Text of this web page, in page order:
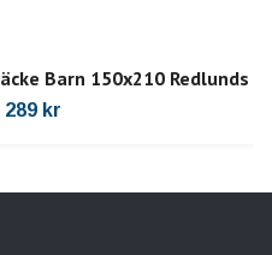
Barn 150x210 Redlunds
289 kr